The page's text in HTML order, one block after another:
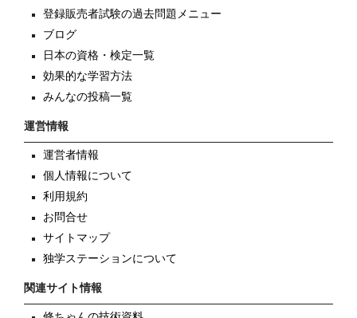
登録販売者試験の過去問題メニュー
ブログ
日本の資格・検定一覧
効果的な学習方法
みんなの投稿一覧
運営情報
運営者情報
個人情報について
利用規約
お問合せ
サイトマップ
独学ステーションについて
関連サイト情報